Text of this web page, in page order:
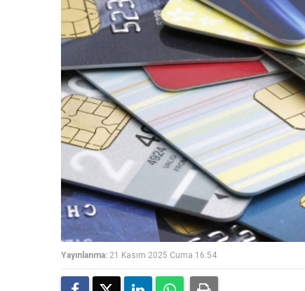
Yayınlanma: 21 Kasım 2025 Cuma 16:54